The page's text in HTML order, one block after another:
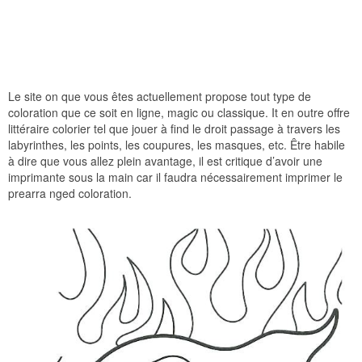
Le site on que vous êtes actuellement propose tout type de
coloration que ce soit en ligne, magic ou classique. It en outre offre
littéraire colorier tel que jouer à find le droit passage à travers les
labyrinthes, les points, les coupures, les masques, etc. Être habile
à dire que vous allez plein avantage, il est critique d’avoir une
imprimante sous la main car il faudra nécessairement imprimer le
prearra nged coloration.